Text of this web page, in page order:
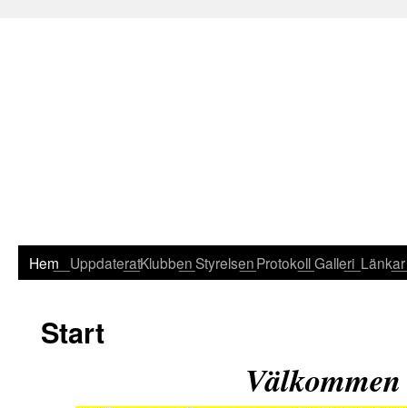
Hem__Uppdaterat__Klubben__Styrelsen__Protokoll__Galleri__Länkar
Start